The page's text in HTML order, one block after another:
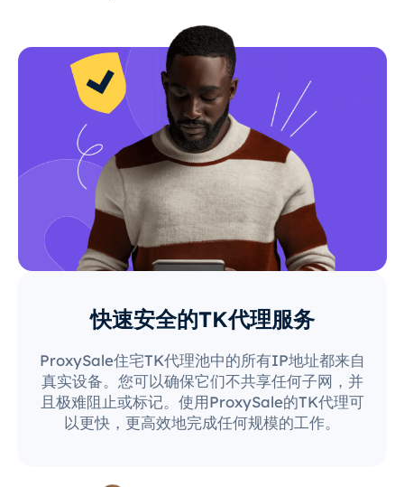
快速安全的TK代理服务
ProxySale住宅TK代理池中的所有IP地址都来自
真实设备。您可以确保它们不共享任何子网，并
且极难阻止或标记。使用ProxySale的TK代理可
以更快，更高效地完成任何规模的工作。